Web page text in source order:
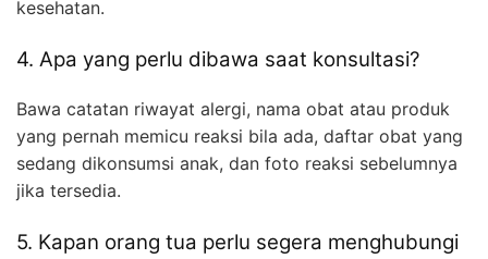
kesehatan.
4. Apa yang perlu dibawa saat konsultasi?
Bawa catatan riwayat alergi, nama obat atau produk
yang pernah memicu reaksi bila ada, daftar obat yang
sedang dikonsumsi anak, dan foto reaksi sebelumnya
jika tersedia.
5. Kapan orang tua perlu segera menghubungi